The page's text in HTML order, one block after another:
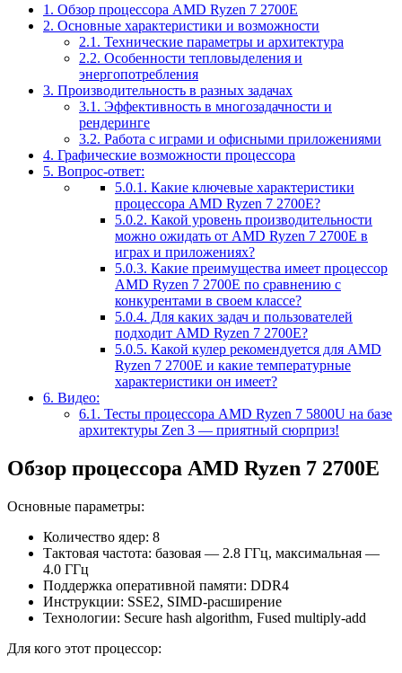
1. Обзор процессора AMD Ryzen 7 2700E
2. Основные характеристики и возможности
2.1. Технические параметры и архитектура
2.2. Особенности тепловыделения и
энергопотребления
3. Производительность в разных задачах
3.1. Эффективность в многозадачности и
рендеринге
3.2. Работа с играми и офисными приложениями
4. Графические возможности процессора
5. Вопрос-ответ:
5.0.1. Какие ключевые характеристики
процессора AMD Ryzen 7 2700E?
5.0.2. Какой уровень производительности
можно ожидать от AMD Ryzen 7 2700E в
играх и приложениях?
5.0.3. Какие преимущества имеет процессор
AMD Ryzen 7 2700E по сравнению с
конкурентами в своем классе?
5.0.4. Для каких задач и пользователей
подходит AMD Ryzen 7 2700E?
5.0.5. Какой кулер рекомендуется для AMD
Ryzen 7 2700E и какие температурные
характеристики он имеет?
6. Видео:
6.1. Тесты процессора AMD Ryzen 7 5800U на базе
архитектуры Zen 3 — приятный сюрприз!
Обзор процессора AMD Ryzen 7 2700E
Основные параметры:
Количество ядер: 8
Тактовая частота: базовая — 2.8 ГГц, максимальная —
4.0 ГГц
Поддержка оперативной памяти: DDR4
Инструкции: SSE2, SIMD-расширение
Технологии: Secure hash algorithm, Fused multiply-add
Для кого этот процессор: